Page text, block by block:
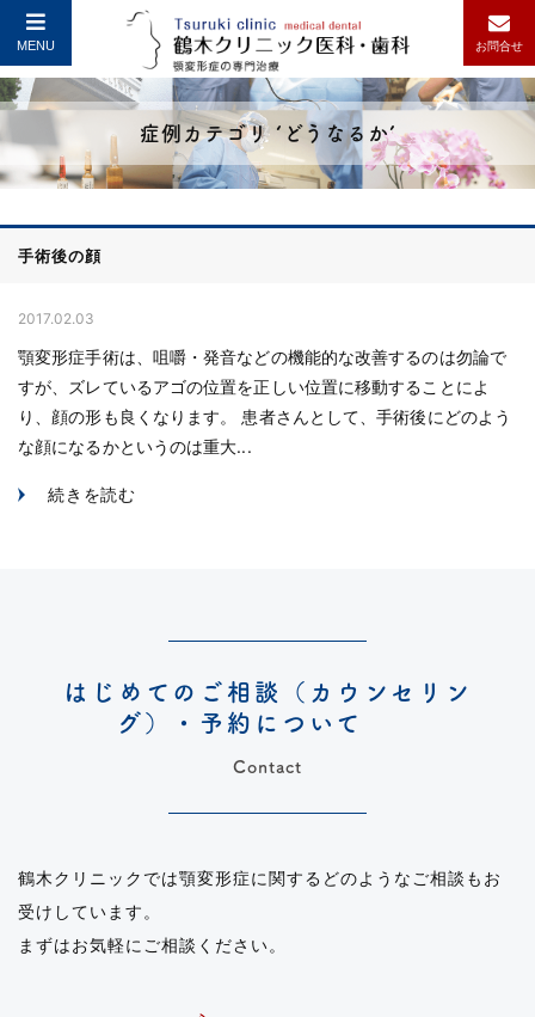
お問合せ
MENU
症例カテゴリ ‘どうなるか’
手術後の顔
2017.02.03
顎変形症手術は、咀嚼・発音などの機能的な改善するのは勿論で
すが、ズレているアゴの位置を正しい位置に移動することによ
り、顔の形も良くなります。 患者さんとして、手術後にどのよう
な顔になるかというのは重大...
続きを読む
はじめてのご相談（カウンセリン
グ）・予約について
Contact
鶴木クリニックでは顎変形症に関するどのようなご相談もお
受けしています。
まずはお気軽にご相談ください。